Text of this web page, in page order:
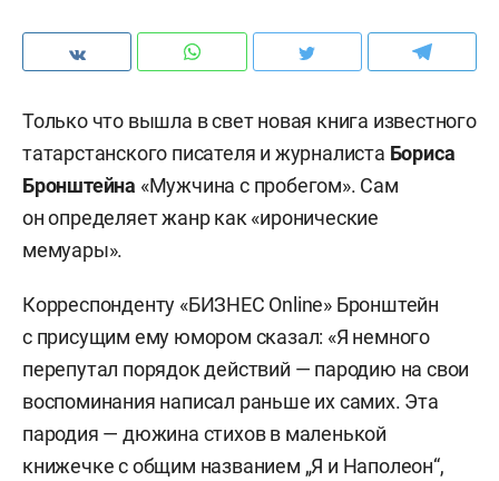
Только что вышла в свет новая книга известного
татарстанского писателя и журналиста Бориса
Бронштейна «Мужчина с пробегом». Сам
он определяет жанр как «иронические
мемуары».
Корреспонденту «БИЗНЕС Online» Бронштейн
с присущим ему юмором сказал: «Я немного
перепутал порядок действий — пародию на свои
воспоминания написал раньше их самих. Эта
пародия — дюжина стихов в маленькой
книжечке с общим названием „Я и Наполеон“,